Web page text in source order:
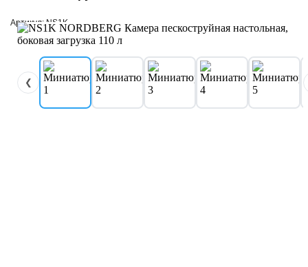
Артикул: NS1K
❮